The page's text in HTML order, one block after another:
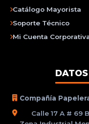
Catálogo Mayorista
Soporte Técnico
Mi Cuenta
Compañía
Calle 17 A # 69